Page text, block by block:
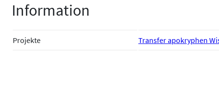
Information
Projekte Transfer apokryphen